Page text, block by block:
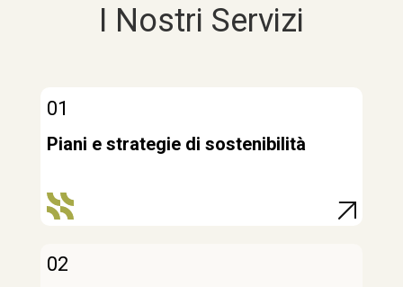
I Nostri Servizi
01
Piani e strategie di sostenibilità
02